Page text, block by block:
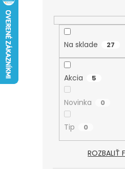
Na sklade 27
Akcia 5
Novinka 0
Tip 0
ROZBALIŤ